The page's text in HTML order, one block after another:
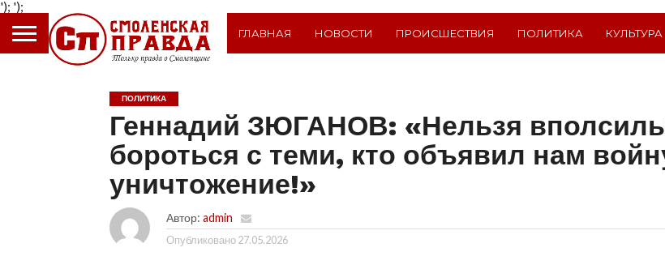
');
ГЛАВНАЯ НОВОСТИ ПРОИСШЕСТВИЯ ПОЛИТИКА КУЛЬТУРА
ПОЛИТИКА
Геннадий ЗЮГАНОВ: «Нельзя
бороться с теми, кто объявил нам
уничтожение!»
Автор: admin
Опубликовано 27.05.2026
');